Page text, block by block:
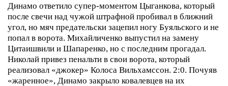
Динамо ответило супер-моментом Цыганкова, который
после свечи над чужой штрафной пробивал в ближний
угол, но мяч предательски зацепил ногу Буяльского и не
попал в ворота. Михайличенко выпустил на замену
Цитаишвили и Шапаренко, но с последним прогадал.
Николай привез пенальти в свои ворота, который
реализовал «джокер» Колоса Вильхамссон. 2:0. Почуяв
«жаренное», Динамо закрыло ковалевцев на их